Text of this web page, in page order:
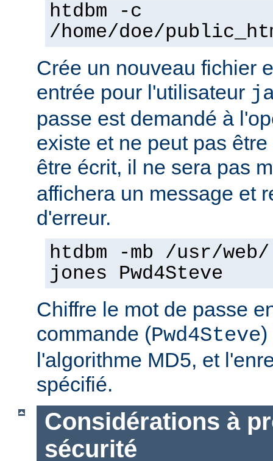
htdbm -c
/home/doe/
Crée un nouveau fichier
entrée pour l'utilisateur
passe est demandé à
existe et ne peut pas
être écrit, il ne sera pas
affichera un message et
d'erreur.
htdbm -mb /usr/
jones Pwd4Steve
Chiffre le mot de passe
commande (Pwd4Steve)
l'algorithme MD5, et
spécifié.
Considérations à
sécurité